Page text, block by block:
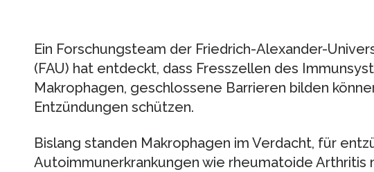
Ein Forschungsteam der Friedrich-Alexander-
(FAU) hat entdeckt, dass Fresszellen des
Makrophagen, geschlossene Barrieren bilden
Entzündungen schützen.
Bislang standen Makrophagen im Verdacht, für
Autoimmunerkrankungen wie rheumatoide Arthritis